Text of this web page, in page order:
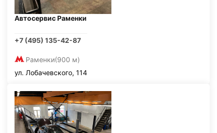
Автосервис Раменки
+7 (495) 135-42-87
Раменки(900 м)
ул. Лобачевского, 114